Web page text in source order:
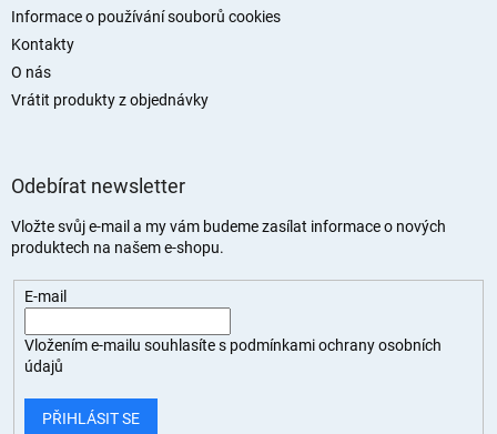
Informace o používání souborů cookies
Kontakty
O nás
Vrátit produkty z objednávky
Odebírat newsletter
Vložte svůj e-mail a my vám budeme zasílat informace o nových
produktech na našem e-shopu.
E-mail
Vložením e-mailu souhlasíte s podmínkami ochrany osobních
údajů
PŘIHLÁSIT SE